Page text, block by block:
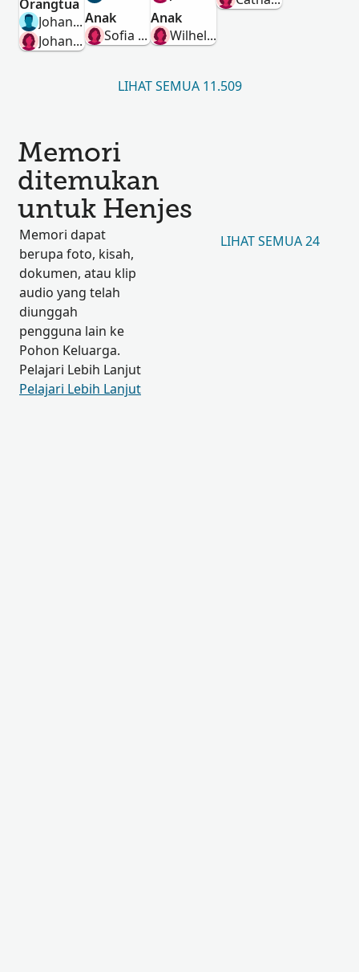
Orangtua
Johann Hermann Ernst Ahrens
Johanne Wilhelmine Kreuseler
Anak
Sofia Maria Johanna Sobrinsky
Anak
Wilhelmine Caroline Charlotte Henjes
LIHAT SEMUA 11.509
Memori
ditemukan
untuk Henjes
Memori dapat
berupa foto, kisah,
dokumen, atau klip
audio yang telah
diunggah
pengguna lain ke
Pohon Keluarga.
Pelajari Lebih Lanjut
Pelajari Lebih Lanjut
LIHAT SEMUA 24